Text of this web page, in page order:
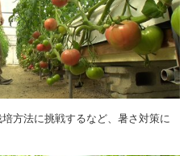
方法に挑戦するなど、暑さ対策に